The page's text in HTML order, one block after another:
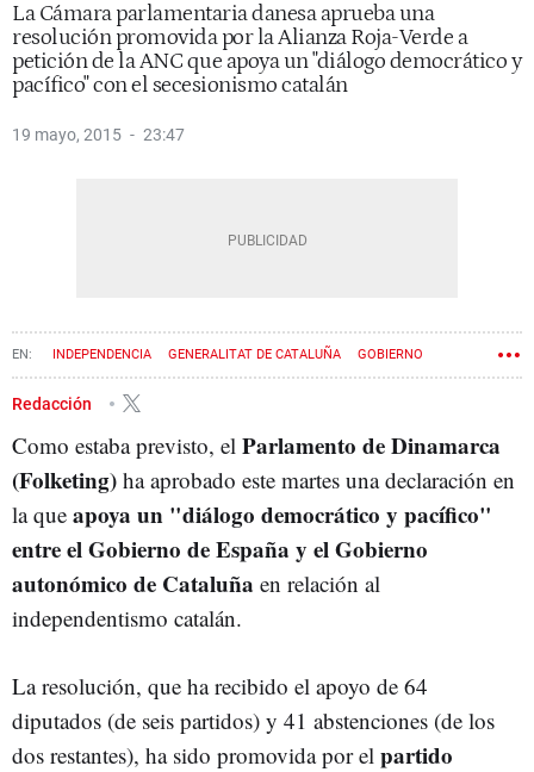
La Cámara parlamentaria danesa aprueba una
resolución promovida por la Alianza Roja-Verde a
petición de la ANC que apoya un "diálogo democrático y
pacífico" con el secesionismo catalán
19 mayo, 2015 23:47
INDEPENDENCIA GENERALITAT DE CATALUÑA GOBIERNO
DINAMARCA
Redacción
Como estaba previsto, el Parlamento de Dinamarca
(Folketing) ha aprobado este martes una declaración en
la que apoya un "diálogo democrático y pacífico"
entre el Gobierno de España y el Gobierno
autonómico de Cataluña en relación al
independentismo catalán.
La resolución, que ha recibido el apoyo de 64
diputados (de seis partidos) y 41 abstenciones (de los
dos restantes), ha sido promovida por el partido